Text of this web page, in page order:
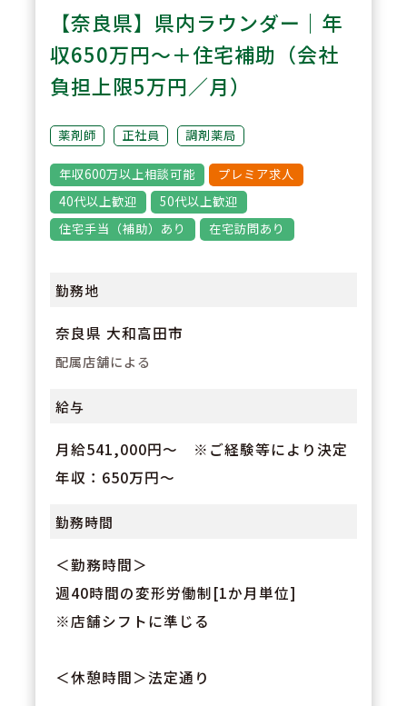
【奈良県】県内ラウンダー｜年
収650万円～＋住宅補助（会社
負担上限5万円／月）
薬剤師 正社員 調剤薬局
年収600万以上相談可能
プレミア求人
40代以上歓迎
50代以上歓迎
住宅手当（補助）あり
在宅訪問あり
勤務地
奈良県 大和高田市
配属店舗による
給与
月給541,000円～ ※ご経験等により決定
年収：650万円～
勤務時間
＜勤務時間＞
週40時間の変形労働制[1か月単位]
※店舗シフトに準じる
＜休憩時間＞法定通り